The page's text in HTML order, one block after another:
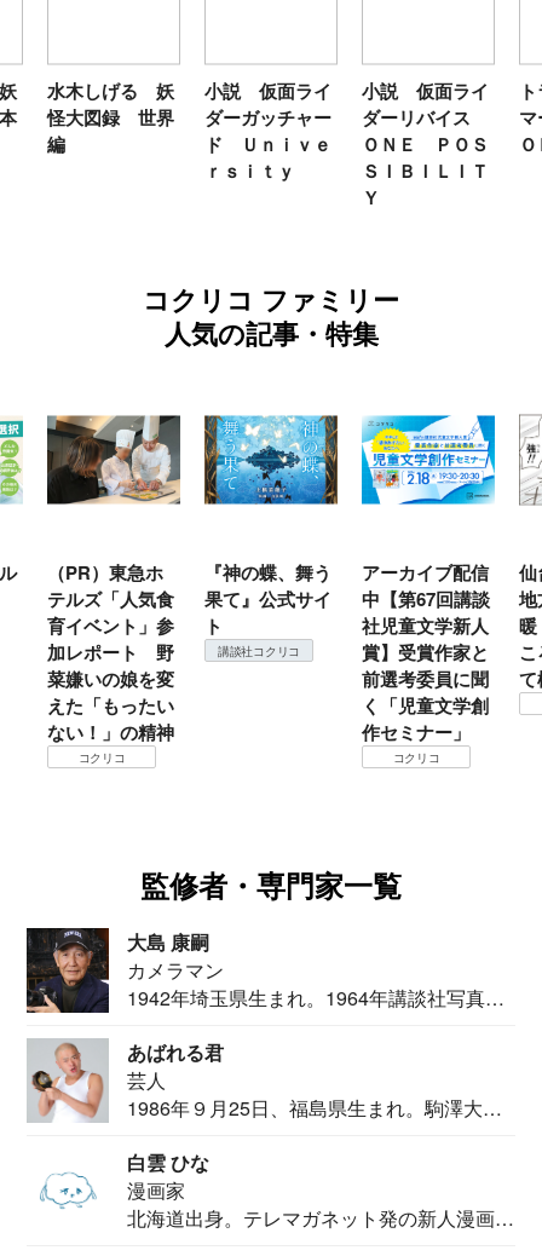
水木しげる 妖
怪大図録 世界
編
小説 仮面ライ
ダーガッチャー
ド Ｕｎｉｖｅ
ｒｓｉｔｙ
小説 仮面ライ
ダーリバイス
ＯＮＥ ＰＯＳ
ＳＩＢＩＬＩＴ
Ｙ
コクリコ ファミリー
人気の記事・特集
（PR）東急ホ
テルズ「人気食
育イベント」参
加レポート 野
菜嫌いの娘を変
えた「もったい
ない！」の精神
コクリコ
『神の蝶、舞う
果て』公式サイ
ト
講談社コクリコ
アーカイブ配信
中【第67回講談
社児童文学新人
賞】受賞作家と
前選考委員に聞
く「児童文学創
作セミナー」
コクリコ
仙
地
て
監修者・専門家一覧
大島 康嗣
カメラマン
1942年埼玉県生まれ。1964年講談社写真部
あばれる君
芸人
1986年９月25日、福島県生まれ。駒澤大学
白雲 ひな
漫画家
北海道出身。テレマガネット発の新人漫画